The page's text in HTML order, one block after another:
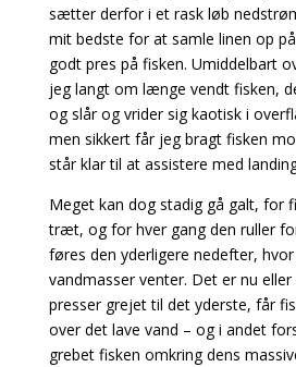
sætter derfor i et rask løb
mit bedste for at samle linen op
godt pres på fisken. Umiddelbart
jeg langt om længe vendt fisken,
og slår og vrider sig kaotisk i
men sikkert får jeg bragt fisken
står klar til at assistere med
Meget kan dog stadig gå galt, for
træt, og for hver gang den ruller
føres den yderligere nedefter,
vandmasser venter. Det er nu
presser grejet til det yderste, får
over det lave vand – og i andet
grebet fisken omkring dens